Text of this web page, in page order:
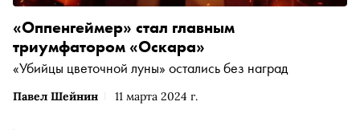
Павел Шейнин 11 марта 2024 г.
«Оппенгеймер» стал главным
триумфатором «Оскара»
«Убийцы цветочной луны» остались без наград